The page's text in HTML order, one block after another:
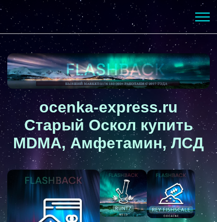
ocenka-express.ru
Старый Оскол купить
MDMA, Амфетамин, ЛСД